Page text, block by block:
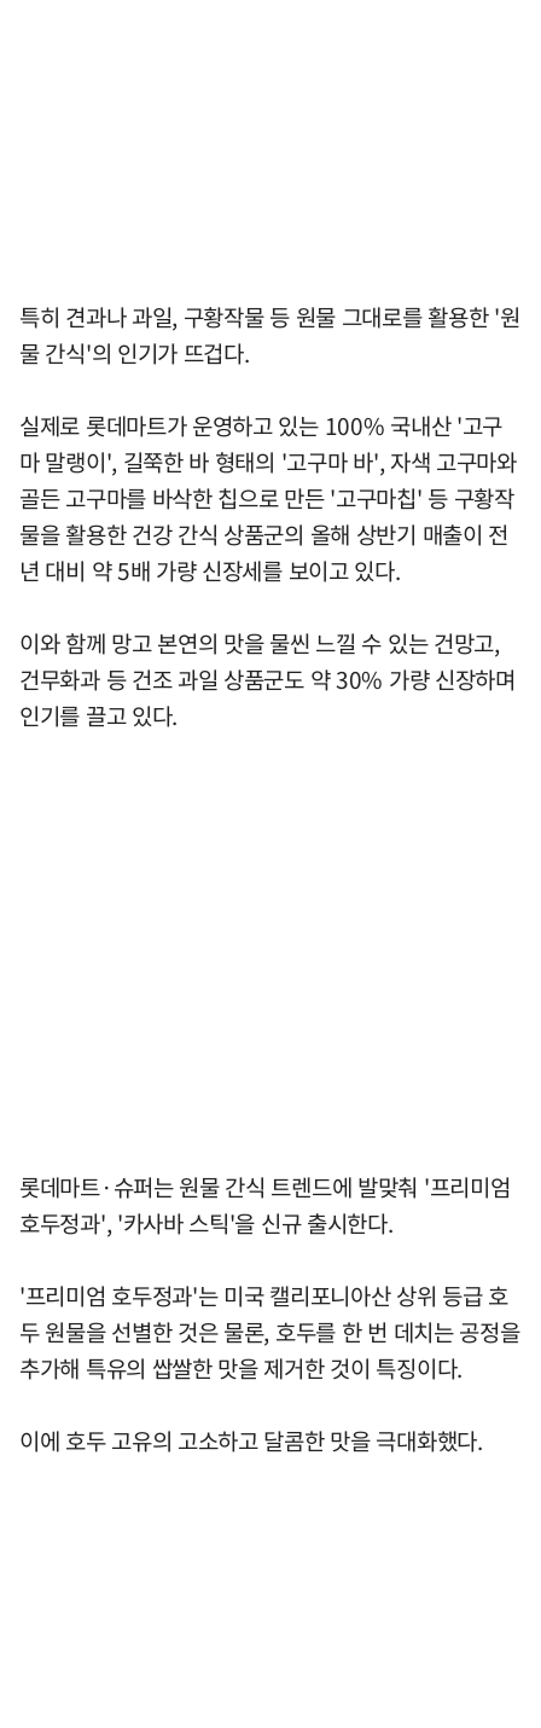
특히 견과나 과일, 구황작물 등 원물 그대로를 활용한 '원
물 간식'의 인기가 뜨겁다.
실제로 롯데마트가 운영하고 있는 100% 국내산 '고구
마 말랭이', 길쭉한 바 형태의 '고구마 바', 자색 고구마와
골든 고구마를 바삭한 칩으로 만든 '고구마칩' 등 구황작
물을 활용한 건강 간식 상품군의 올해 상반기 매출이 전
년 대비 약 5배 가량 신장세를 보이고 있다.
이와 함께 망고 본연의 맛을 물씬 느낄 수 있는 건망고,
건무화과 등 건조 과일 상품군도 약 30% 가량 신장하며
인기를 끌고 있다.
롯데마트·슈퍼는 원물 간식 트렌드에 발맞춰 '프리미엄
호두정과', '카사바 스틱'을 신규 출시한다.
'프리미엄 호두정과'는 미국 캘리포니아산 상위 등급 호
두 원물을 선별한 것은 물론, 호두를 한 번 데치는 공정을
추가해 특유의 쌉쌀한 맛을 제거한 것이 특징이다.
이에 호두 고유의 고소하고 달콤한 맛을 극대화했다.